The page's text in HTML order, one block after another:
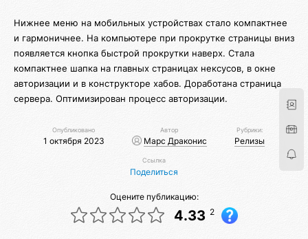
Нижнее меню на мобильных устройствах стало компактнее
и гармоничнее. На компьютере при прокрутке страницы вниз
появляется кнопка быстрой прокрутки наверх. Стала
компактнее шапка на главных страницах нексусов, в окне
авторизации и в конструкторе хабов. Доработана страница
сервера. Оптимизирован процесс авторизации.
Опубликовано
1 октября 2023
Автор
Марс Драконис
Рубрики:
Релизы
Ссылка
Поделиться
Оцените публикацию:
4.33 2